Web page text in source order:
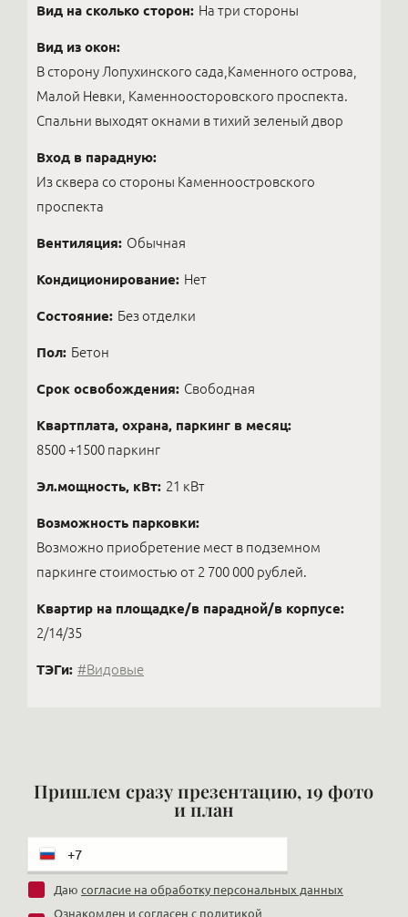
Вид на сколько сторон: На три стороны
Вид из окон:
В сторону Лопухинского сада,Каменного острова,
Малой Невки, Каменноосторовского проспекта.
Спальни выходят окнами в тихий зеленый двор
Вход в парадную:
Из сквера со стороны Каменноостровского
проспекта
Вентиляция: Обычная
Кондиционирование: Нет
Состояние: Без отделки
Пол: Бетон
Срок освобождения: Свободная
Квартплата, охрана, паркинг в месяц:
8500 +1500 паркинг
Эл.мощность, кВт: 21 кВт
Возможность парковки:
Возможно приобретение мест в подземном
паркинге стоимостью от 2 700 000 рублей.
Квартир на площадке/в парадной/в корпусе:
2/14/35
ТЭГи: #Видовые
Пришлем сразу презентацию, 19 фото
и план
Даю согласие на обработку персональных данных
Ознакомлен и согласен с политикой